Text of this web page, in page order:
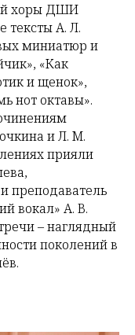
хоры ДШИ
тексты А. Л.
миниатюр и
«Как
и щенок»,
нот октавы».
и Л. М.
прияли
преподаватель
вокал» А. В.
– наглядный
поколений в